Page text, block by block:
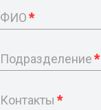
ФИО*
Подразделение*
Контакты *